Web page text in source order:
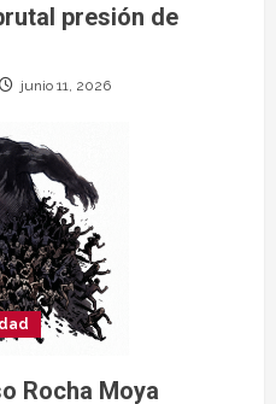
presión de
junio 11, 2026
Rocha Moya